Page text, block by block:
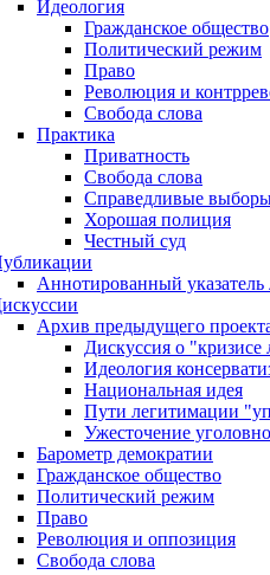
Идеология
Гражданское общество
Политический режим
Право
Революция и
Свобода слова
Практика
Приватность
Свобода слова
Справедливые
Хорошая полиция
Честный суд
Аннотированный указатель
Архив предыдущего
Дискуссия о "кризисе
Идеология
Национальная идея
Пути легитимации
Ужесточение
Барометр демократии
Гражданское общество
Политический режим
Право
Революция и оппозиция
Свобода слова